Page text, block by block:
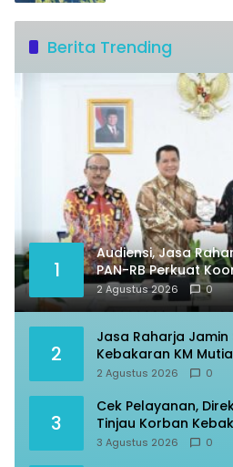
Berita Trending
1
Audiensi, Jasa
PAN-RB Perkuat
2 Agustus 2026 0
2
Jasa Raharja Jamin
Kebakaran KM
2 Agustus 2026 0
3
Cek Pelayanan,
Tinjau Korban
Sentosa II
3 Agustus 2026 0